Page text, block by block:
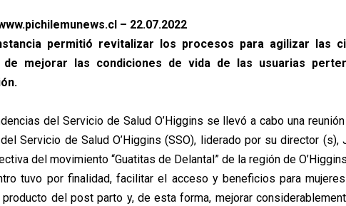
– 22.07.2022
permitió revitalizar los procesos para agilizar las
de mejorar las condiciones de vida de las usuarias
del Servicio de Salud O’Higgins se llevó a cabo una
Servicio de Salud O’Higgins (SSO), liderado por su director (s),
del movimiento “Guatitas de Delantal” de la región de
tuvo por finalidad, facilitar el acceso y beneficios para
del post parto y, de esta forma, mejorar